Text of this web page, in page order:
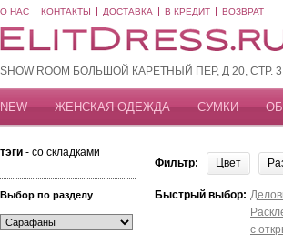
О НАС КОНТАКТЫ ДОСТАВКА В КРЕДИТ ВОЗВРАТ
SHOW ROOM БОЛЬШОЙ КАРЕТНЫЙ ПЕР, Д 20, СТР. 3
NEW ЖЕНСКАЯ ОДЕЖДА СУМКИ
тэги - со складками
Выбор по разделу
Фильтр: Цвет
Быстрый выбор:
с